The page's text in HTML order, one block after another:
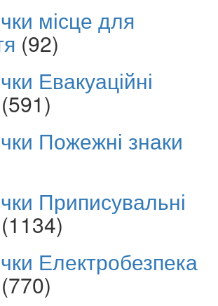
місце для
(92)
Евакуаційні
(591)
Пожежні знаки
Приписувальні
(1134)
Електробезпека
(770)